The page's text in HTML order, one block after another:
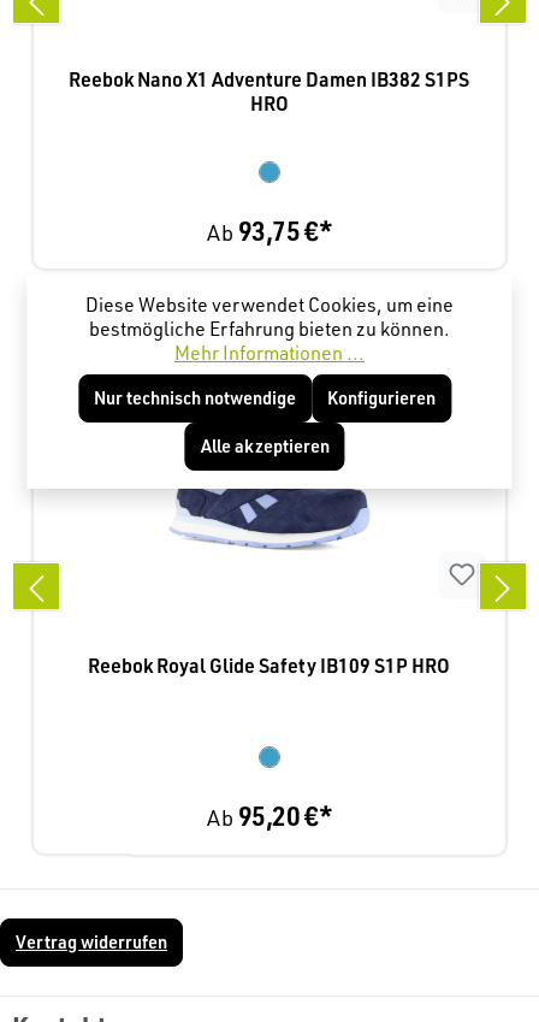
Reebok Nano X1 Adventure Damen IB382 S1PS
HRO
Ab 93,75 €*
Produktgalerie überspringen
Kunden haben sich ebenfalls angesehen
Reebok Royal Glide Safety IB109 S1P HRO
Ab 95,20 €*
Vertrag widerrufen
Diese Website verwendet Cookies, um eine
bestmögliche Erfahrung bieten zu können.
Mehr Informationen ...
Nur technisch notwendige Konfigurieren
Alle akzeptieren